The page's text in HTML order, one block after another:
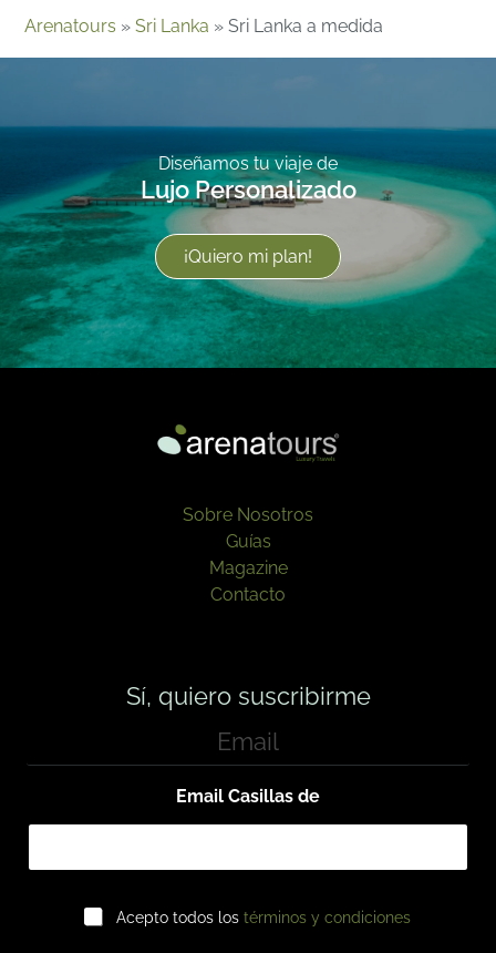
Arenatours »Sri Lanka »Sri Lanka a medida
Diseñamos tu viaje de
Lujo Personalizado
¡Quiero mi plan!
Sobre Nosotros
Guías
Magazine
Contacto
Sí, quiero suscribirme
a
*
Email Casillas de
Acepto todos los términos y condiciones